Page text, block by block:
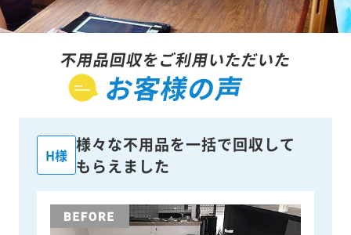
不用品回収をご利用いただいた
お客様の声
H様
様々な不用品を一括で回収して
もらえました